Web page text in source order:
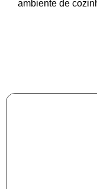
ambiente de